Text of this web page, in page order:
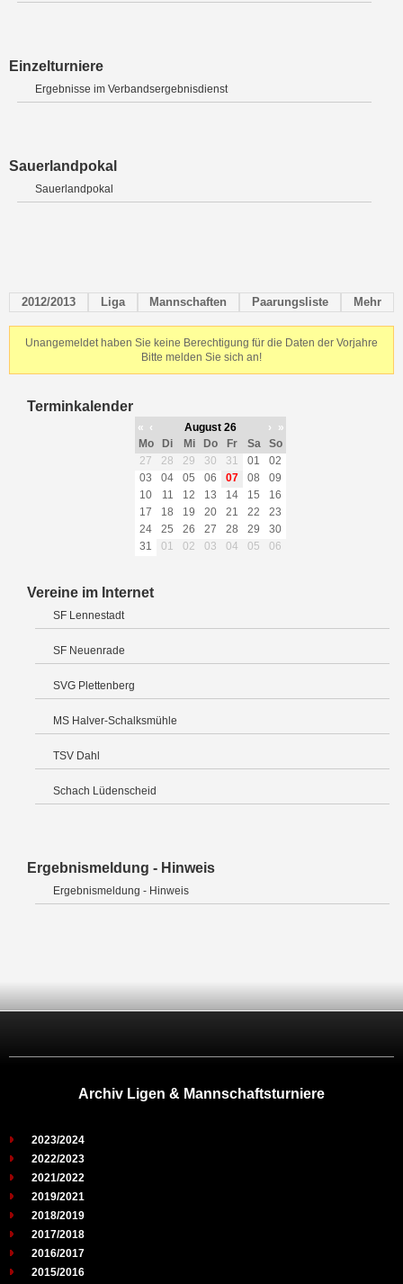
Einzelturniere
Ergebnisse im Verbandsergebnisdienst
Sauerlandpokal
Sauerlandpokal
2012/2013 Liga Mannschaften Paarungsliste Mehr
Unangemeldet haben Sie keine Berechtigung für die Daten der Vorjahre
Bitte melden Sie sich an!
Terminkalender
« ‹ August 26 ›
»
Mo
Di Mi Do Fr Sa
So
27
28 29 30 31 01
02
03
04 05 06 07 08
09
10
11 12 13 14 15
16
17
18 19 20 21 22
23
24
25 26 27 28 29
30
31
01 02 03 04 05 06
Vereine im Internet
SF Lennestadt
SF Neuenrade
SVG Plettenberg
MS Halver-Schalksmühle
TSV Dahl
Schach Lüdenscheid
Ergebnismeldung - Hinweis
Ergebnismeldung - Hinweis
Archiv Ligen & Mannschaftsturniere
2023/2024
2022/2023
2021/2022
2019/2021
2018/2019
2017/2018
2016/2017
2015/2016